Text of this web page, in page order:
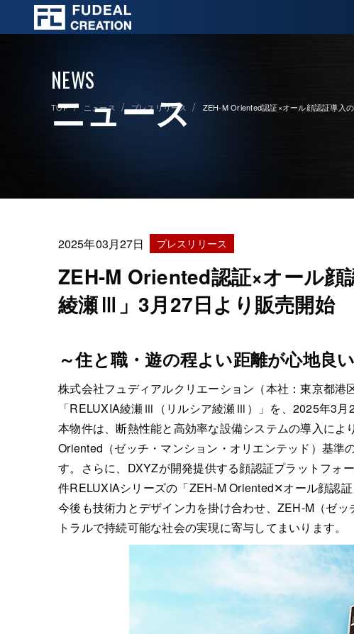
ニュース
NEWS
TOP ニュース プレスリリース ZEH-M Oriented認証×オール顔認証導入
ZEH-M Oriented認証×オール顔
綾瀬Ⅲ」3月27日より販売開始
2025年03月27日 プレスリリース
～住と職・遊の程よい距離が心地良
株式会社フュディアルクリエーション（本社：東京都
「RELUXIA綾瀬Ⅲ（リルシア綾瀬Ⅲ）」を、2025年3月
本物件は、断熱性能と高効率な設備システムの導入に
Oriented（ゼッチ・マンション・オリエンテッド）基
す。さらに、DXYZが開発提供する顔認証プラットフォ
件RELUXIAシリーズの「ZEH-M Oriented✕オール顔認証
今後も技術力とデザイン力を掛け合わせ、ZEH-M（ゼ
トラルで持続可能な社会の実現に寄与してまいります。